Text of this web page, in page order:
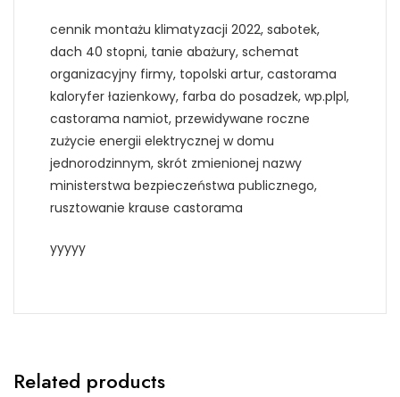
cennik montażu klimatyzacji 2022, sabotek,
dach 40 stopni, tanie abażury, schemat
organizacyjny firmy, topolski artur, castorama
kaloryfer łazienkowy, farba do posadzek, wp.plpl,
castorama namiot, przewidywane roczne
zużycie energii elektrycznej w domu
jednorodzinnym, skrót zmienionej nazwy
ministerstwa bezpieczeństwa publicznego,
rusztowanie krause castorama
yyyyy
Related products